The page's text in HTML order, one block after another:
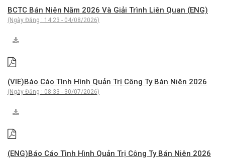
BCTC Bán Niên Năm 2026 Và Giải Trình Liên Quan (ENG)
(Ngày Đăng : 14:23 - 04/08/2026)
(VIE)Báo Cáo Tình Hình Quản Trị Công Ty Bán Niên 2026
(Ngày Đăng : 08:33 - 30/07/2026)
(ENG)Báo Cáo Tình Hình Quản Trị Công Ty Bán Niên 2026